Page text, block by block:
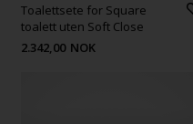
Toalettsete for Square
toalett uten Soft Close
2.342,00 NOK